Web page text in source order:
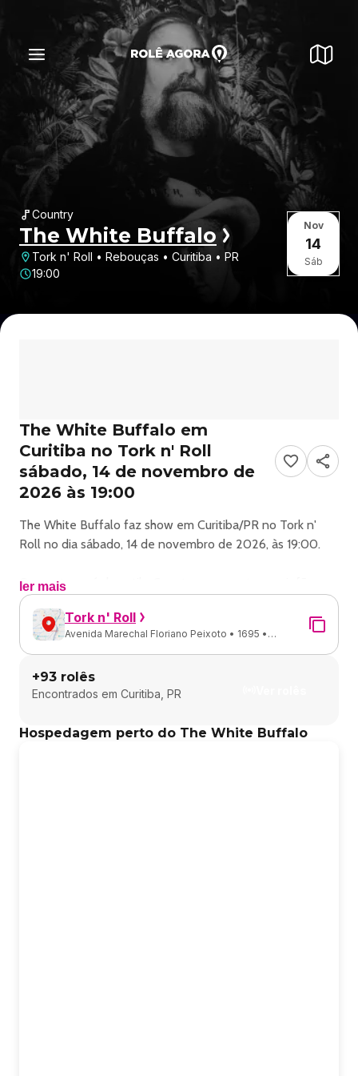
Country
The White Buffalo
Tork n' Roll • Rebouças • Curitiba • PR
19:00
Nov
14
Sáb
The White Buffalo em
Curitiba no Tork n' Roll
sábado, 14 de novembro de
2026 às 19:00
The White Buffalo faz show em Curitiba/PR no Tork n'
Roll no dia sábado, 14 de novembro de 2026, às 19:00.
O evento será do estilo Country e promete reunir fãs
para uma noite especial de música ao vivo.
O show acontece no Tork n' Roll, um espaço conhecido
por receber eventos na cidade de Curitiba.
Endereço: Av. Mal. Floriano Peixoto, 1695 - Rebouças,
ler mais
Tork n' Roll
Avenida Marechal Floriano Peixoto • 1695 •
+93 rolês
Encontrados em Curitiba, PR
Hospedagem perto do The White Buffalo